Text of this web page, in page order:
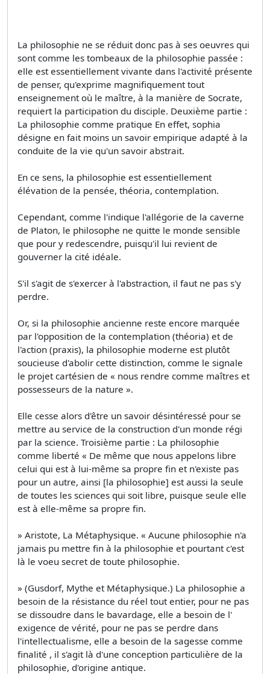
La philosophie ne se réduit donc pas à ses oeuvres qui
sont comme les tombeaux de la philosophie passée :
elle est essentiellement vivante dans l'activité présente
de penser, qu'exprime magnifiquement tout
enseignement où le maître, à la manière de Socrate,
requiert la participation du disciple. Deuxième partie :
La philosophie comme pratique En effet, sophia
désigne en fait moins un savoir empirique adapté à la
conduite de la vie qu'un savoir abstrait.
En ce sens, la philosophie est essentiellement
élévation de la pensée, théoria, contemplation.
Cependant, comme l'indique l'allégorie de la caverne
de Platon, le philosophe ne quitte le monde sensible
que pour y redescendre, puisqu'il lui revient de
gouverner la cité idéale.
S'il s'agit de s'exercer à l'abstraction, il faut ne pas s'y
perdre.
Or, si la philosophie ancienne reste encore marquée
par l'opposition de la contemplation (théoria) et de
l'action (praxis), la philosophie moderne est plutôt
soucieuse d'abolir cette distinction, comme le signale
le projet cartésien de « nous rendre comme maîtres et
possesseurs de la nature ».
Elle cesse alors d'être un savoir désintéressé pour se
mettre au service de la construction d'un monde régi
par la science. Troisième partie : La philosophie
comme liberté « De même que nous appelons libre
celui qui est à lui-même sa propre fin et n'existe pas
pour un autre, ainsi [la philosophie] est aussi la seule
de toutes les sciences qui soit libre, puisque seule elle
est à elle-même sa propre fin.
» Aristote, La Métaphysique. « Aucune philosophie n'a
jamais pu mettre fin à la philosophie et pourtant c'est
là le voeu secret de toute philosophie.
» (Gusdorf, Mythe et Métaphysique.) La philosophie a
besoin de la résistance du réel tout entier, pour ne pas
se dissoudre dans le bavardage, elle a besoin de l'
exigence de vérité, pour ne pas se perdre dans
l'intellectualisme, elle a besoin de la sagesse comme
finalité , il s'agit là d'une conception particulière de la
philosophie, d'origine antique.